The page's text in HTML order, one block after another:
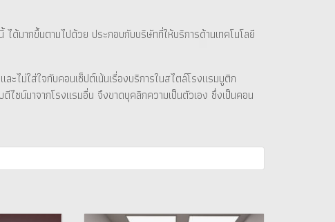
ได้มากขึ้นตามไปด้วย ประกอบกับบริษัทที่ให้บริการด้านเทคโนโลยี
ไม่ใส่ใจกับคอนเซ็ปต์เน้นเรื่องบริการในสไตล์โรงแรมบูติก
ซน์มาจากโรงแรมอื่น จึงขาดบุคลิกความเป็นตัวเอง ซึ่งเป็นคอน